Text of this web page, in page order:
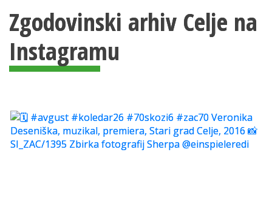
Zgodovinski arhiv Celje na
Instagramu